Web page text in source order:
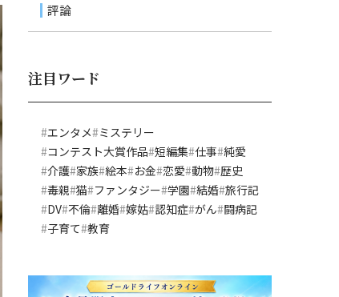
評論
注目ワード
エンタメ ミステリー
コンテスト大賞作品 短編集 仕事 純愛
介護 家族 絵本 お金 恋愛 動物 歴史
毒親 猫 ファンタジー 学園 結婚 旅行記
DV 不倫 離婚 嫁姑 認知症 がん 闘病記
子育て 教育